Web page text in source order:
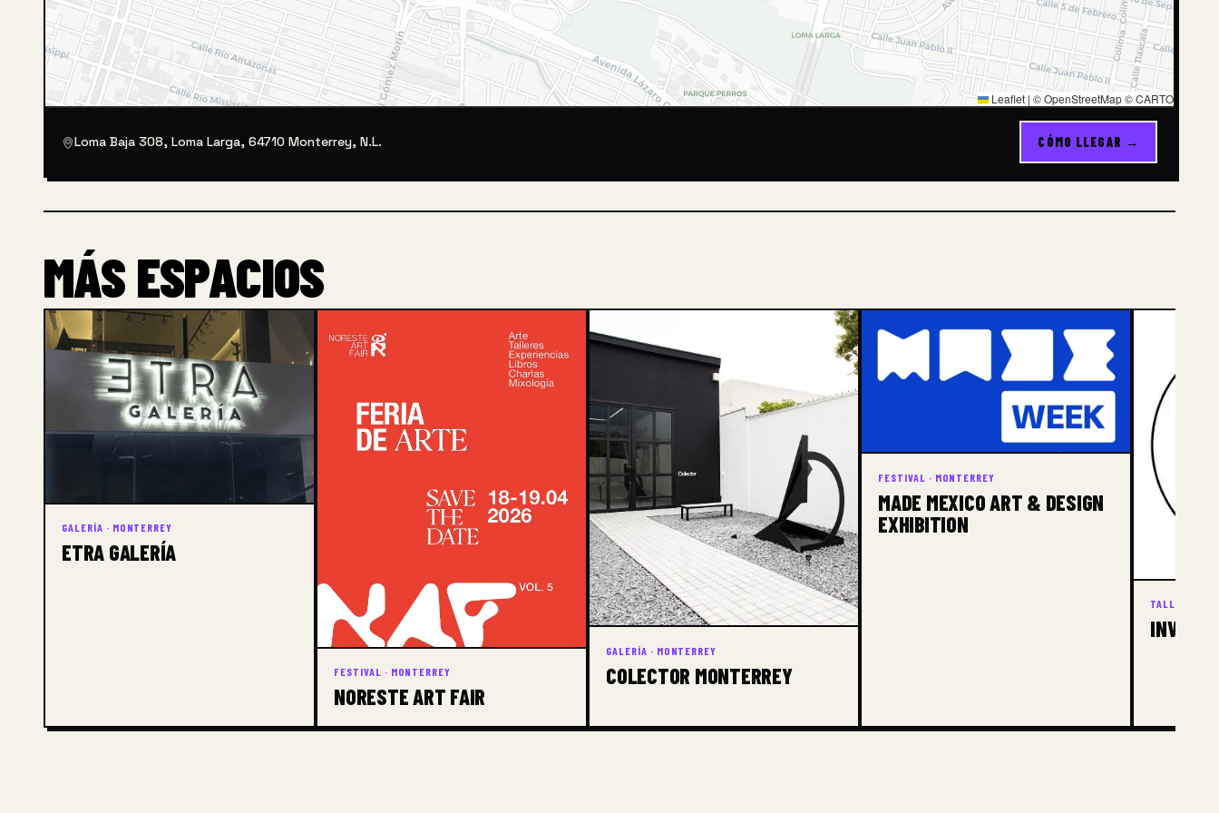
Leaflet | © OpenStreetMap © CARTO
Loma Baja 308, Loma Larga, 64710 Monterrey, N.L. CÓMO LLEGAR →
MÁS ESPACIOS
GALERÍA · MONTERREY
ETRA GALERÍA
FESTIVAL · MONTERREY
NORESTE ART FAIR
GALERÍA · MONTERREY
COLECTOR MONTERREY
FESTIVAL · MONTERREY
MADE MEXICO ART & DESIGN
EXHIBITION
TALLER ·